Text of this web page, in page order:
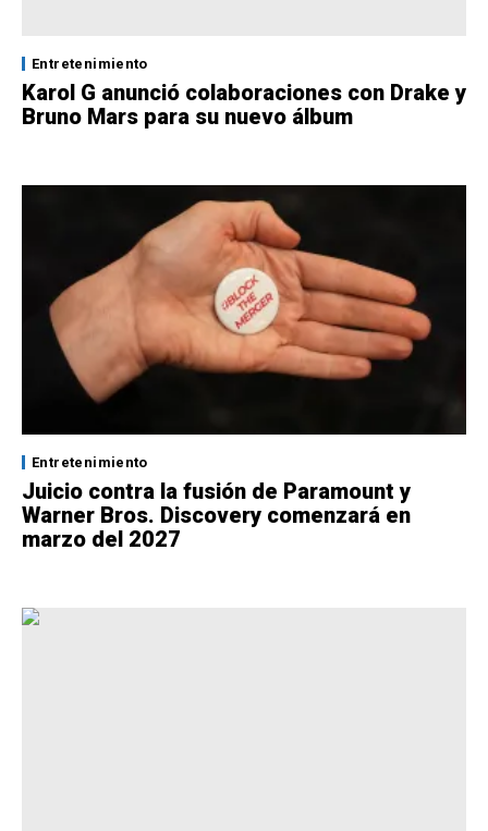
Entretenimiento
Karol G anunció colaboraciones con Drake y
Bruno Mars para su nuevo álbum
Entretenimiento
Juicio contra la fusión de Paramount y
Warner Bros. Discovery comenzará en
marzo del 2027